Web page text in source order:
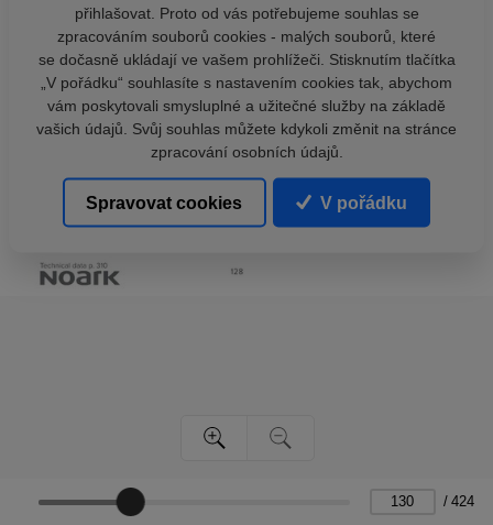
/ 424
přihlašovat. Proto od vás potřebujeme souhlas se
zpracováním souborů cookies - malých souborů, které
se dočasně ukládají ve vašem prohlížeči. Stisknutím tlačítka
„V pořádku“ souhlasíte s nastavením cookies tak, abychom
vám poskytovali smysluplné a užitečné služby na základě
vašich údajů. Svůj souhlas můžete kdykoli změnit na stránce
zpracování osobních údajů.
Spravovat cookies V pořádku